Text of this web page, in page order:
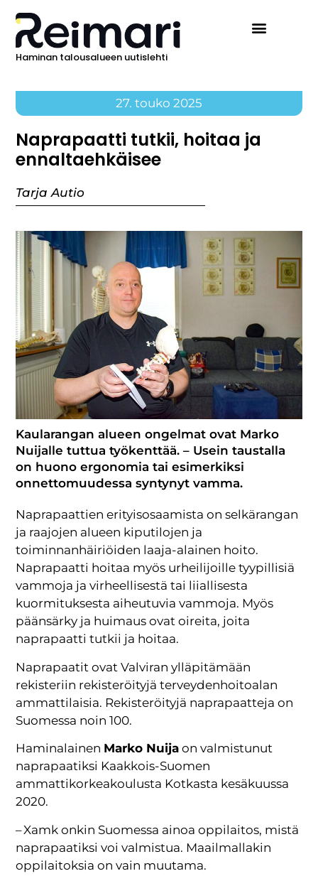
Haminan talousalueen uutislehti
27. touko 2025
Naprapaatti tutkii, hoitaa ja
ennaltaehkäisee
Tarja Autio
Kaularangan alueen ongelmat ovat Marko
Nuijalle tuttua työkenttää. – Usein taustalla
on huono ergonomia tai esimerkiksi
onnettomuudessa syntynyt vamma.
Naprapaattien erityisosaamista on selkärangan
ja raajojen alueen kiputilojen ja
toiminnanhäiriöiden laaja-alainen hoito.
Naprapaatti hoitaa myös urheilijoille tyypillisiä
vammoja ja virheellisestä tai liiallisesta
kuormituksesta aiheutuvia vammoja. Myös
päänsärky ja huimaus ovat oireita, joita
naprapaatti tutkii ja hoitaa.
Naprapaatit ovat Valviran ylläpitämään
rekisteriin rekisteröityjä terveydenhoitoalan
ammattilaisia. Rekisteröityjä naprapaatteja on
Suomessa noin 100.
Haminalainen Marko Nuija on valmistunut
naprapaatiksi Kaakkois-Suomen
ammattikorkeakoulusta Kotkasta kesäkuussa
2020.
– Xamk onkin Suomessa ainoa oppilaitos, mistä
naprapaatiksi voi valmistua. Maailmallakin
oppilaitoksia on vain muutama.